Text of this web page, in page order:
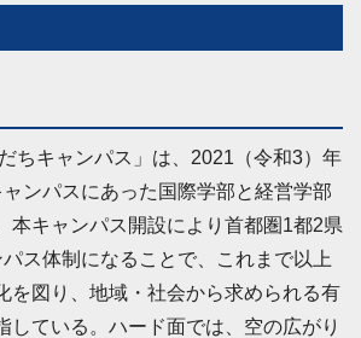
ちキャンパス」は、2021（令和3）年
ンパスにあった国際学部と経営学部
本キャンパス開設により首都圏1都2県
ス体制になることで、これまで以上
を図り、地域・社会から求められる有
している。ハード面では、空の広がり